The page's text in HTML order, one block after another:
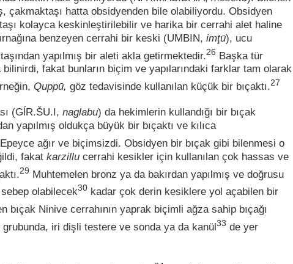
çakmaktaşı hatta obsidyenden bile olabiliyordu. Obsidyen
kolayca keskinleştirilebilir ve harika bir cerrahi alet haline
benzeyen cerrahi bir keski (UMBIN, imţū), ucu
yapılmış bir aleti akla getirmektedir.26 Başka tür
fakat bunların biçim ve yapılarındaki farklar tam olarak
Quppū, göz tedavisinde kullanılan küçük bir bıçaktı.27
(GĺR.ŠU.I, naglabu) da hekimlerin kullandığı bir bıçak
yapılmış oldukça büyük bir bıçaktı ve kılıca
Epeyce ağır ve biçimsizdi. Obsidyen bir bıçak gibi bilenmesi o
fakat karzillu cerrahi kesikler için kullanılan çok hassas ve
29 Muhtemelen bronz ya da bakırdan yapılmış ve doğrusu
olabilecek30kadar çok derin kesiklere yol açabilen bir
bıçak Ninive cerrahının yaprak biçimli ağza sahip bıçağı
grubunda, iri dişli testere ve sonda ya da kanül33 de yer